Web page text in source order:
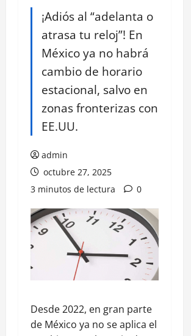
¡Adiós al “adelanta o
atrasa tu reloj”! En
México ya no habrá
cambio de horario
estacional, salvo en
zonas fronterizas con
EE.UU.
admin
octubre 27, 2025
3 minutos de lectura
0
Desde 2022, en gran parte
de México ya no se aplica el